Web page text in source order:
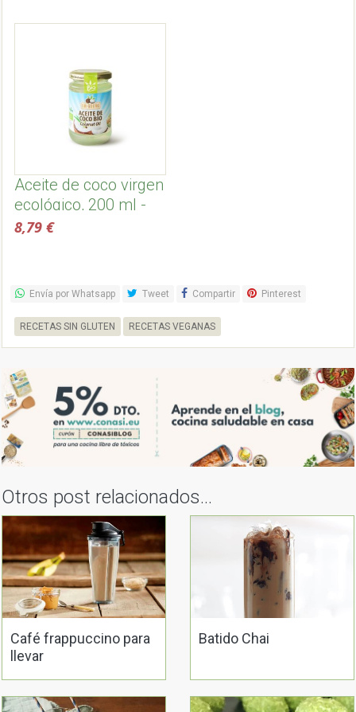
Aceite de coco virgen
ecológico, 200 ml -
Dr. Goerg
8,79 €
Envía por Whatsapp Tweet Compartir Pinterest
RECETAS SIN GLUTEN RECETAS VEGANAS
Otros post relacionados...
Café frappuccino para
llevar
Batido Chai